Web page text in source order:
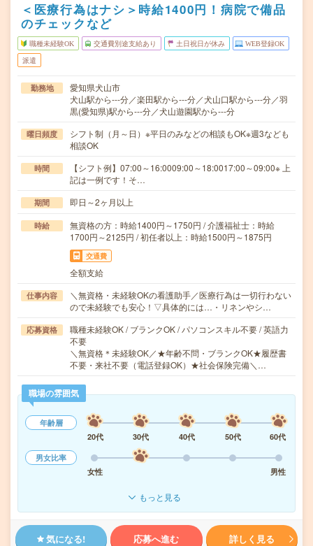
＜医療行為はナシ＞時給1400円！病院で備品
のチェックなど
職種未経験OK 交通費別途支給あり 土日祝日が休み WEB登録OK
派遣
勤務地
愛知県犬山市
犬山駅から---分／楽田駅から---分／犬山口駅から---分／羽
黒(愛知県)駅から---分／犬山遊園駅から---分
曜日頻度
シフト制（月～日）※平日のみなどの相談もOK※週3なども
相談OK
時間
【シフト例】07:00～16:0009:00～18:0017:00～09:00※ 上
記は一例です！そ…
期間 即日～2ヶ月以上
時給
無資格の方：時給1400円～1750円 / 介護福祉士：時給
1700円～2125円 / 初任者以上：時給1500円～1875円
交通費
全額支給
仕事内容
＼無資格・未経験OKの看護助手／医療行為は一切行わない
ので未経験でも安心！▽具体的には…・リネンやシ…
応募資格
職種未経験OK / ブランクOK / パソコンスキル不要 / 英語力
不要
＼無資格＊未経験OK／★年齢不問・ブランクOK★履歴書
不要・来社不要（電話登録OK）★社会保険完備＼…
職場の雰囲気
年齢層
20代
30代 40代 50代
60代
男女比率
女性
男性
もっと見る
気になる! 応募へ進む 詳しく見る